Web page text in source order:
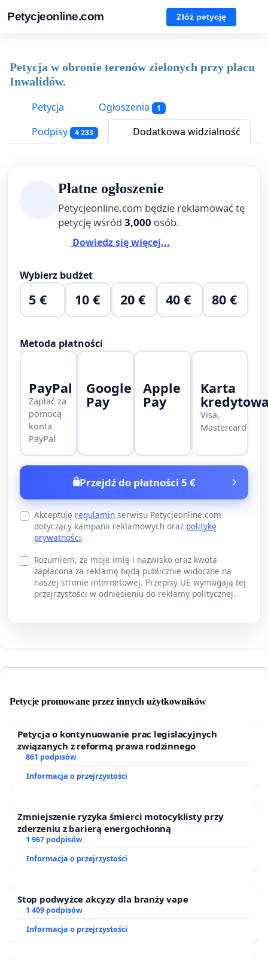
Petycjeonline.com Złóż petycję
Petycja w obronie terenów zielonych przy placu
Inwalidów.
Petycja
Ogłoszenia 1
Podpisy 4 233 Dodatkowa widzialność
Płatne ogłoszenie
Petycjeonline.com będzie reklamować tę
petycję wśród 3,000 osób.
Dowiedz się więcej...
Wybierz budżet
5 € 10 € 20 € 40 € 80 €
Metoda płatności
PayPal
Zapłać za
pomocą
konta
PayPal
Google
Pay
Apple
Pay
Karta
Visa,
Mastercard
Przejdź do płatności 5 €
Akceptuję regulamin serwisu Petycjeonline.com
dotyczący kampanii reklamowych oraz politykę
prywatności.
Rozumiem, że moje imię i nazwisko oraz kwota
zapłacona za reklamę będą publicznie widoczne na
naszej stronie internetowej. Przepisy UE wymagają tej
przejrzystości w odniesieniu do reklamy politycznej.
Petycje promowane przez innych użytkowników
Petycja o kontynuowanie prac legislacyjnych
związanych z reformą prawa rodzinnego
861 podpisów
Informacja o przejrzystości
Zmniejszenie ryzyka śmierci motocyklisty przy
zderzeniu z barierą energochłonną
1 967 podpisów
Informacja o przejrzystości
Stop podwyżce akcyzy dla branży vape
1 409 podpisów
Informacja o przejrzystości